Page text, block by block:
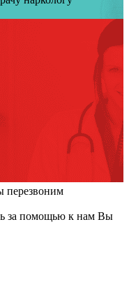
перезвоним
за помощью к нам Вы